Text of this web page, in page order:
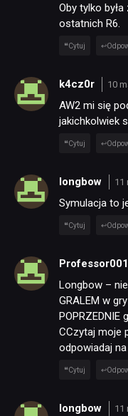
Oby tylko
ostatnich R6.
Cytuj
k4cz0r 10
AW2 mi się
jakichkolwiek
Cytuj
longbow 11
Symulacja to
Cytuj
Longbow –
GRALEM w
POPRZEDNIE
CCzytaj moje
odpowiadaj na
Cytuj
longbow 11